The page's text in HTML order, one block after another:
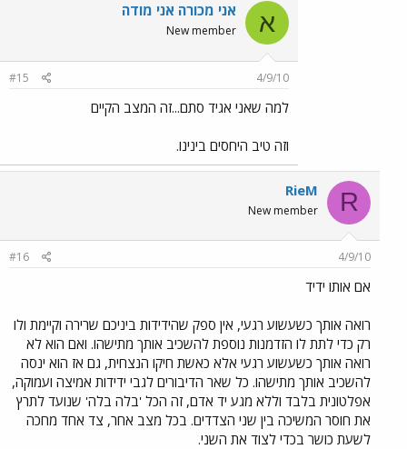
א אני מכורה אני מודה
New member
4/9/10
#15
למה שאני אגיד סתם...זה המצב הקיים
וזה טיב היחסים בינינו.
R
RieM
New member
4/9/10
#16
אם אותו ידיד
רואה אותך כשעשוע רגעי, אין ספק שהידידות ביניכם שרירה וקיימת ולו
רק כדי לתת לו הזדמנות נוספת להשכיב אותך מתישהו. ואם הוא לא
רואה אותך כשעשוע רגעי אלא כאשת חיקו הנצחית, גם אז הוא ינסה
להשכיב אותך מתישהו. כל שאר הדיבורים לגבי ידידות אמיצה ועמוקה,
אפלטונית בלבד וללא מגע יד אדם, זה הכל 'בלה בלה' שנועד לתרץ
את חוסר המשיכה בין שני הצדדים. בכל מצב אחר, צד אחד מחכה
לשעת כושר בכדי לצוד את השני.